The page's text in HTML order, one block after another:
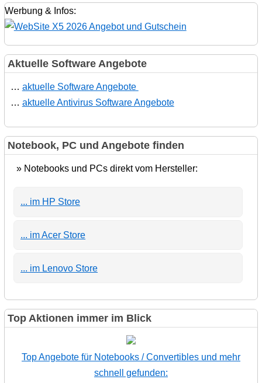
Werbung & Infos:
Aktuelle Software Angebote
… aktuelle Software Angebote
… aktuelle Antivirus Software Angebote
Notebook, PC und Angebote finden
» Notebooks und PCs direkt vom Hersteller:
... im HP Store
... im Acer Store
... im Lenovo Store
Top Aktionen immer im Blick
Top Angebote für Notebooks / Convertibles und mehr
schnell gefunden: